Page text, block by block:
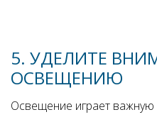
5. УДЕЛИТЕ
ОСВЕЩЕНИЮ
Освещение играет важную